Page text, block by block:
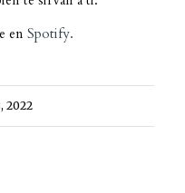
en Spotify.
2022